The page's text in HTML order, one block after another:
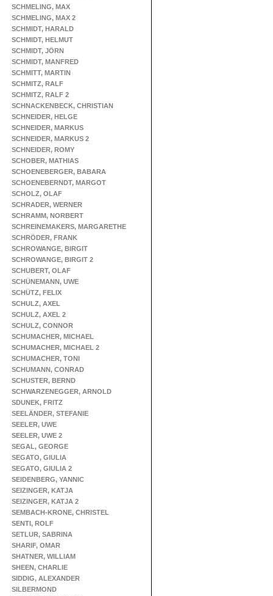
SCHMELING, MAX
SCHMELING, MAX 2
SCHMIDT, HARALD
SCHMIDT, HELMUT
SCHMIDT, JÖRN
SCHMIDT, MANFRED
SCHMITT, MARTIN
SCHMITZ, RALF
SCHMITZ, RALF 2
SCHNACKENBECK, CHRISTIAN
SCHNEIDER, HELGE
SCHNEIDER, MARKUS
SCHNEIDER, MARKUS 2
SCHNEIDER, ROMY
SCHOBER, MATHIAS
SCHOENEBERGER, BABARA
SCHOENEBERNDT, MARGOT
SCHOLZ, OLAF
SCHRADER, WERNER
SCHRAMM, NORBERT
SCHREINEMAKERS, MARGARETHE
SCHRÖDER, FRANK
SCHROWANGE, BIRGIT
SCHROWANGE, BIRGIT 2
SCHUBERT, OLAF
SCHÜNEMANN, UWE
SCHÜTZ, FELIX
SCHULZ, AXEL
SCHULZ, AXEL 2
SCHULZ, CONNOR
SCHUMACHER, MICHAEL
SCHUMACHER, MICHAEL 2
SCHUMACHER, TONI
SCHUMANN, CONRAD
SCHUSTER, BERND
SCHWARZENEGGER, ARNOLD
SDUNEK, FRITZ
SEELÄNDER, STEFANIE
SEELER, UWE
SEELER, UWE 2
SEGAL, GEORGE
SEGATO, GIULIA
SEGATO, GIULIA 2
SEIDENBERG, YANNIC
SEIZINGER, KATJA
SEIZINGER, KATJA 2
SEMBACH-KRONE, CHRISTEL
SENTI, ROLF
SETLUR, SABRINA
SHARIF, OMAR
SHATNER, WILLIAM
SHEEN, CHARLIE
SIDDIG, ALEXANDER
SILBERMOND